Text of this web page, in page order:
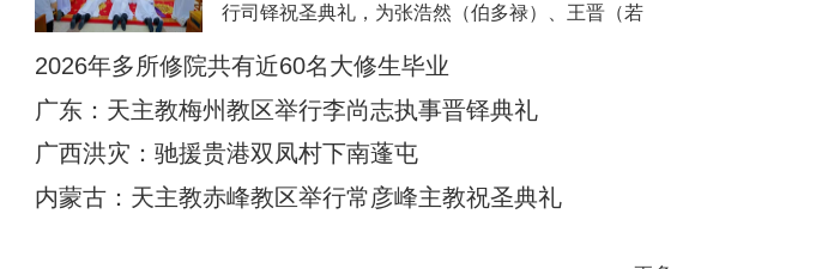
行司铎祝圣典礼，为张浩然（伯多禄）、王晋（若
望）、刘晓恒（伯多禄）三位执事授予司铎圣秩。祝圣
忠神父、主教府本堂韩霄神父襄礼。来自长治教区及各
地80余位神父共祭
2026年多所修院共有近60名大修生毕业
广东：天主教梅州教区举行李尚志执事晋铎典礼
广西洪灾：驰援贵港双凤村下南蓬屯
内蒙古：天主教赤峰教区举行常彦峰主教祝圣典礼